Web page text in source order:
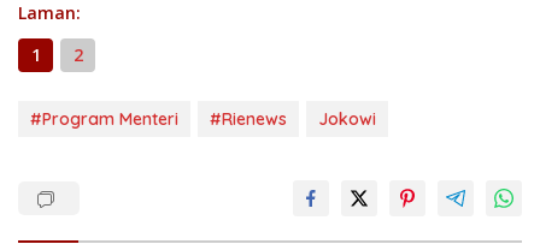
Laman:
1
2
#Program Menteri #Rienews Jokowi